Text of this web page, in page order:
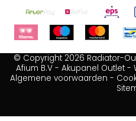
© Copyright 2026 Radiator-
Afium B.V - Akupanel Outlet -
Algemene voorwaarden -